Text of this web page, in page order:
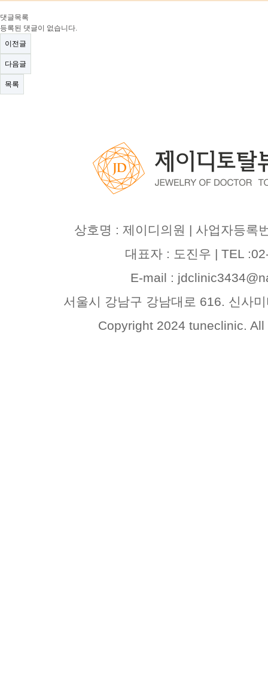
댓글목록
등록된 댓글이 없습니다.
이전글
다음글
목록
상호명 : 제이디의원 | 사업자등록
대표자 : 도진우 | TEL
E-mail :
서울시 강남구 강남대로 616. 신사
Copyright 2024 tuneclinic.